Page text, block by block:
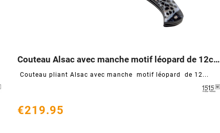
Couteau Alsac avec manche motif léopard de 12cm
Couteau pliant Alsac avec manche motif léopard de 12...
   
€219.95